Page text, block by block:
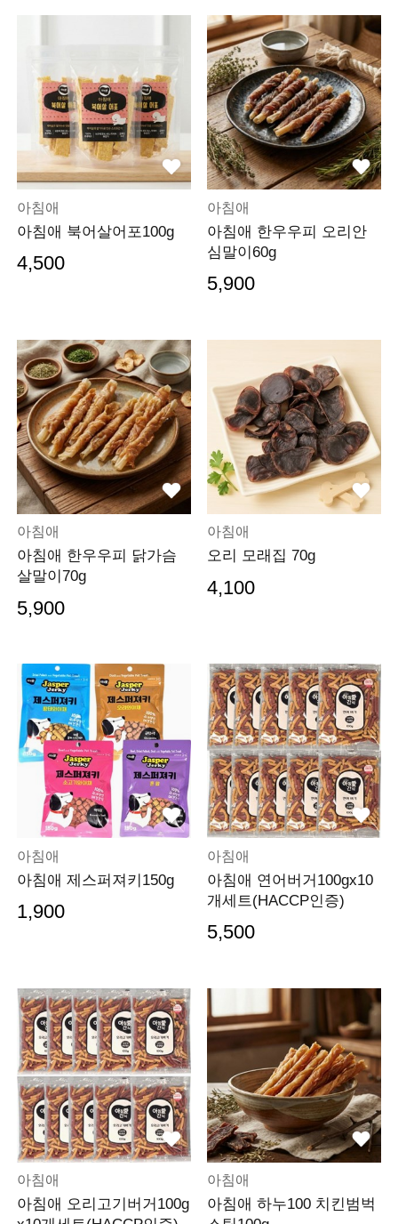
아침애
아침애 북어살어포100g
4,500
아침애
아침애 한우우피 오리안
심말이60g
5,900
아침애
아침애 한우우피 닭가슴
살말이70g
5,900
아침애
오리 모래집 70g
4,100
아침애
아침애 제스퍼져키150g
1,900
아침애
아침애 연어버거100gx10
개세트(HACCP인증)
5,500
아침애
아침애 오리고기버거100g
아침애
아침애 하누100 치킨범벅